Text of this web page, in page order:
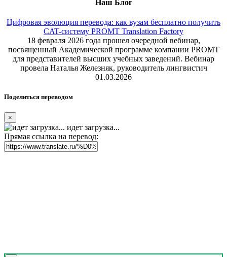
Наш Блог
Цифровая эволюция перевода: как вузам бесплатно получить
CAT-систему PROMT Translation Factory
18 февраля 2026 года прошел очередной вебинар,
посвященный Академической программе компании PROMT
для представителей высших учебных заведений. Вебинар
провела Наталья Железняк, руководитель лингвистич
01.03.2026
Поделиться переводом
×
идет загрузка...
Прямая ссылка на перевод: